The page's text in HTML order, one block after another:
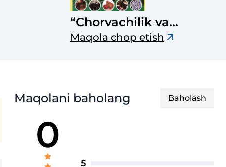
“Chorvachilik va
naslchilik ishi”
Maqola chop etish
Maqolani baholang Baholash
0
5